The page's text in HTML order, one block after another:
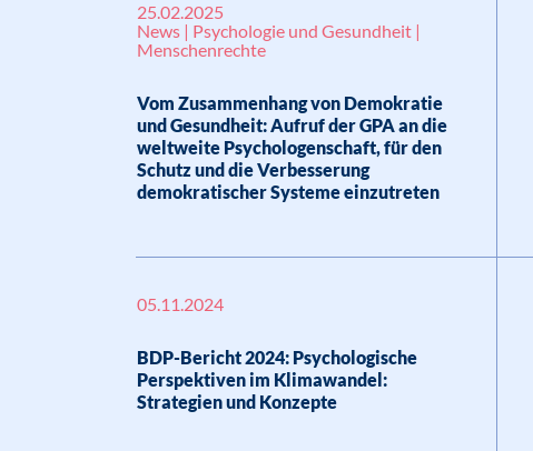
25.02.2025
News | Psychologie und Gesundheit |
Menschenrechte
Vom Zusammenhang von Demokratie
und Gesundheit: Aufruf der GPA an die
weltweite Psychologenschaft, für den
Schutz und die Verbesserung
demokratischer Systeme einzutreten
05.11.2024
BDP-Bericht 2024: Psychologische
Perspektiven im Klimawandel:
Strategien und Konzepte